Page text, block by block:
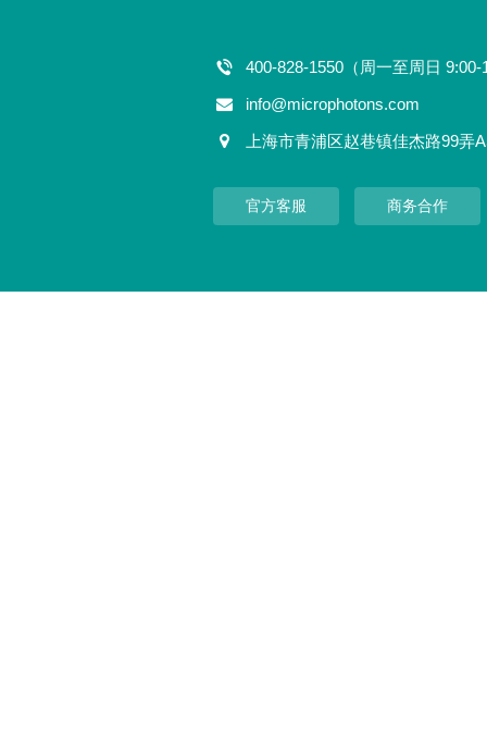
400-828-1550（周一至周日 9:00-
info@microphotons.com
上海市青浦区赵巷镇佳杰路99弄
官方客服 商务合作